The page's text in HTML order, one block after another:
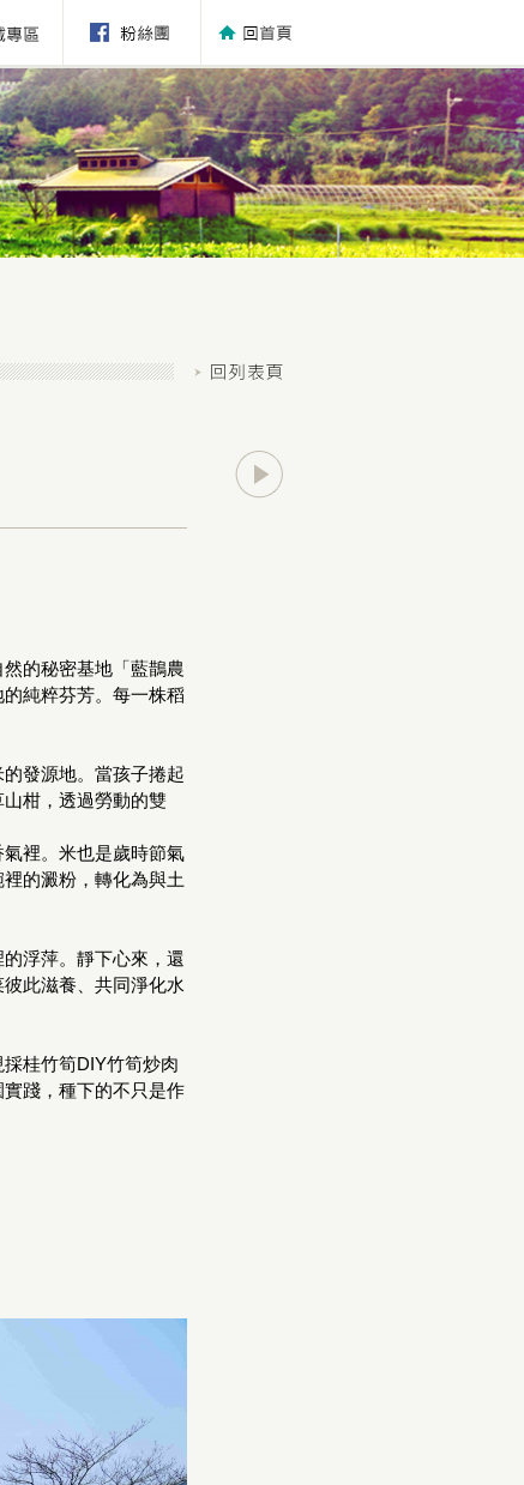
的秘密基地「藍鵲農
純粹芬芳。每一株稻
發源地。當孩子捲起
柑，透過勞動的雙
裡。米也是歲時節氣
的澱粉，轉化為與土
浮萍。靜下心來，還
此滋養、共同淨化水
桂竹筍DIY竹筍炒肉
踐，種下的不只是作